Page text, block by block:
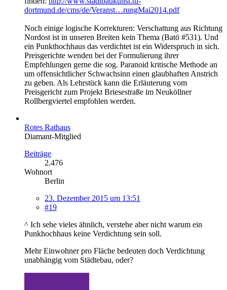
dortmund.de/cms/de/Veranst…rungMai2014.pdf
Noch einige logische Korrekturen: Verschattung aus Richtung
Nordost ist in unseren Breiten kein Thema (Batö #531). Und
ein Punkthochhaus das verdichtet ist ein Widerspruch in sich.
Preisgerichte wenden bei der Formulierung ihrer
Empfehlungen gerne die sog. Paranoid kritische Methode an
um offensichtlicher Schwachsinn einen glaubhaften Anstrich
zu geben. Als Lehrstück kann die Erläuterung vom
Preisgericht zum Projekt Briesestraße im Neuköllner
Rollbergviertel empfohlen werden.
Rotes Rathaus
Diamant-Mitglied
Beiträge
2.476
Wohnort
Berlin
23. Dezember 2015 um 13:51
#19
^ Ich sehe vieles ähnlich, verstehe aber nicht warum ein
Punkhochhaus keine Verdichtung sein soll.
Mehr Einwohner pro Fläche bedeuten doch Verdichtung
unabhängig vom Städtebau, oder?